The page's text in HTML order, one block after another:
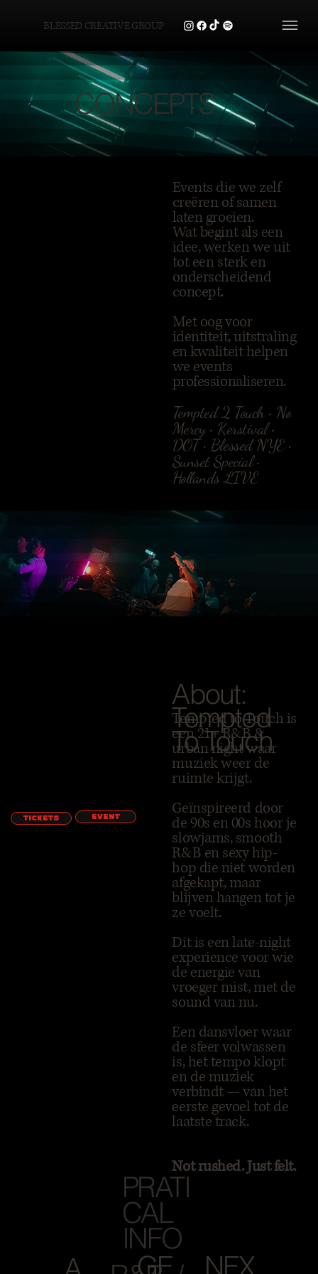
BLESSED CREATIVE GROUP
CONCEPTS
Events die we zelf
creëren of samen
laten groeien.
Wat begint als een
idee, werken we uit
tot een sterk en
onderscheidend
concept.
Met oog voor
identiteit, uitstraling
en kwaliteit helpen
we events
professionaliseren.
Tempted 2 Touch • No
Mercy • Kerstival •
DOT• Blessed NYE •
Sunset Special •
Hollands LIVE
TICKETS EVENT
Tempted to Touch is
een 21+ R&B &
urban night waar
muziek weer de
ruimte krijgt.
Geïnspireerd door
de 90s en 00s hoor je
slowjams, smooth
R&B en sexy hip-
hop die niet worden
afgekapt, maar
blijven hangen tot je
ze voelt.
Dit is een late-night
experience voor wie
de energie van
vroeger mist, met de
sound van nu.
Een dansvloer waar
de sfeer volwassen
is, het tempo klopt
en de muziek
verbindt — van het
eerste gevoel tot de
laatste track.
Not rushed. Just felt.
About:
Tempted
To Touch
PRATI
CAL
INFO
GE NEX